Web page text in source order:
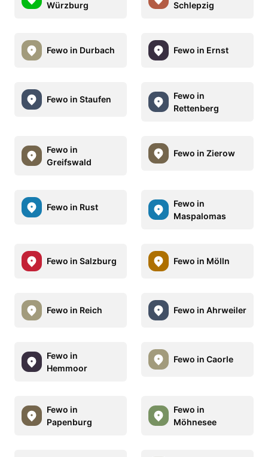
Würzburg
Schlepzig
Fewo in Durbach Fewo in Ernst
Fewo in Staufen
Fewo in
Rettenberg
Fewo in
Greifswald
Fewo in Zierow
Fewo in Rust
Fewo in
Maspalomas
Fewo in Salzburg Fewo in Mölln
Fewo in Reich Fewo in Ahrweiler
Fewo in
Hemmoor
Fewo in Caorle
Fewo in
Papenburg
Fewo in
Möhnesee